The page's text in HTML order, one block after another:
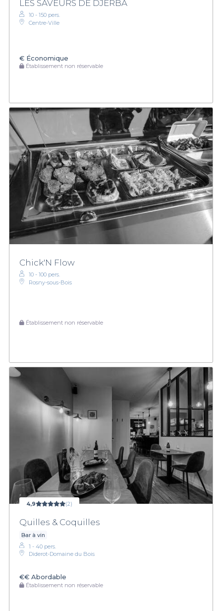
LES SAVEURS DE DJERBA
10 - 150 pers.
Centre-Ville
€ Économique
Établissement non réservable
Chick'N Flow
10 - 100 pers.
Rosny-sous-Bois
Établissement non réservable
4,9 (2)
Quilles & Coquilles
Bar à vin
1 - 40 pers.
Diderot-Domaine du Bois
€€ Abordable
Établissement non réservable